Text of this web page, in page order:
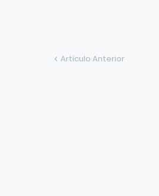
Artículo Anterior